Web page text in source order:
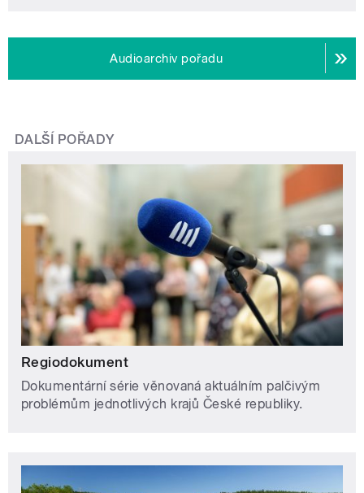
Audioarchiv pořadu
DALŠÍ POŘADY
Regiodokument
Dokumentární série věnovaná aktuálním palčivým
problémům jednotlivých krajů České republiky.